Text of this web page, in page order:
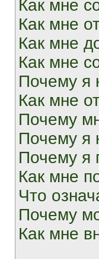
Как мне
Как мне
Как мне
Как мне
Почему я
Как мне
Почему
Почему я
Почему я
Как мне
Что
Почему
Как мне